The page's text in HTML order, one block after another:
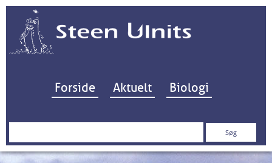
Hop til indhold
Forside Aktuelt Biologi
Søg